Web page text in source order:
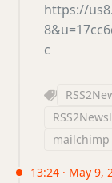
https://
c
mailchimp
13:24 · May 9,